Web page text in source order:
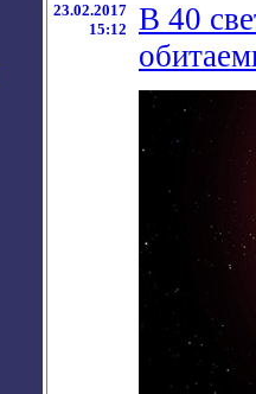
23.02.2017
15:12
В 40